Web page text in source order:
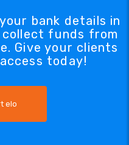
bank details in
funds from
Give your clients
today!
elo